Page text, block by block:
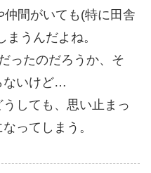
間がいても(特に田舎
うんだよね。
ったのだろうか、そ
ないけど…
しても、思い止まっ
ってしまう。